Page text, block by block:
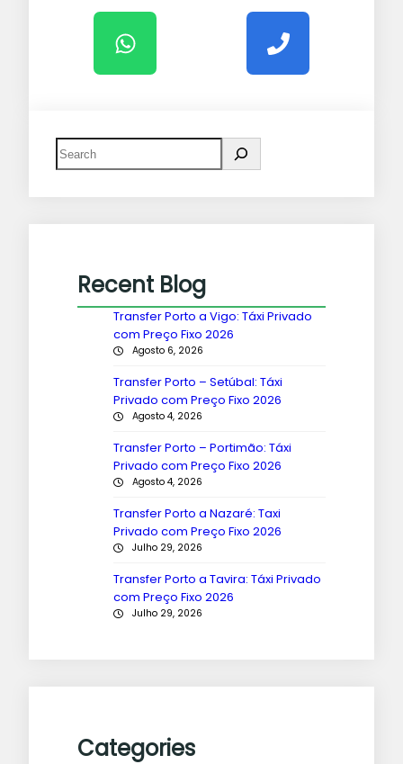
Recent Blog
Transfer Porto a Vigo: Táxi Privado
com Preço Fixo 2026
Agosto 6, 2026
Transfer Porto – Setúbal: Táxi
Privado com Preço Fixo 2026
Agosto 4, 2026
Transfer Porto – Portimão: Táxi
Privado com Preço Fixo 2026
Agosto 4, 2026
Transfer Porto a Nazaré: Taxi
Privado com Preço Fixo 2026
Julho 29, 2026
Transfer Porto a Tavira: Táxi Privado
com Preço Fixo 2026
Julho 29, 2026
Categories